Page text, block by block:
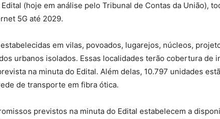
(hoje em análise pelo Tribunal de Contas da União),
5G até 2029.
em vilas, povoados, lugarejos, núcleos,
urbanos isolados. Essas localidades terão cobertura de
na minuta do Edital. Além delas, 10.797 unidades
de transporte em fibra ótica.
previstos na minuta do Edital estabelecem a